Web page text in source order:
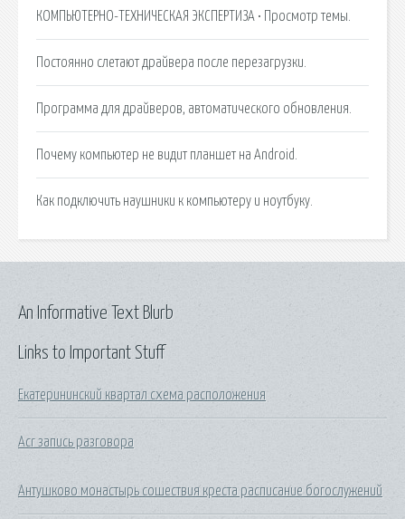
КОМПЬЮТЕРНО-ТЕХНИЧЕСКАЯ ЭКСПЕРТИЗА • Просмотр темы.
Постоянно слетают драйвера после перезагрузки.
Программа для драйверов, автоматического обновления.
Почему компьютер не видит планшет на Android.
Как подключить наушники к компьютеру и ноутбуку.
Links to Important Stuff
Екатерининский квартал схема расположения
Acr запись разговора
Антушково монастырь сошествия креста расписание богослужений
An Informative Text Blurb